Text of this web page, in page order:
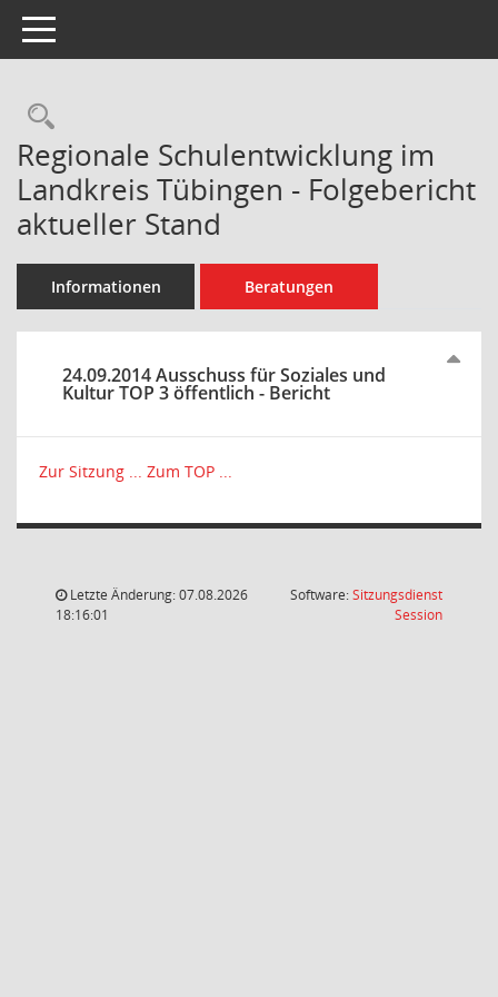
Toggle navigation
Rechercheauswahl
Regionale Schulentwicklung im
Landkreis Tübingen - Folgebericht
aktueller Stand
Informationen Beratungen
24.09.2014 Ausschuss für Soziales und
Kultur TOP 3 öffentlich - Bericht
Zur Sitzung ... Zum TOP ...
Letzte Änderung: 07.08.2026
18:16:01
Software:Sitzungsdienst
Session(Wird in